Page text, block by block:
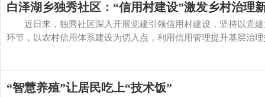
白泽湖乡独秀社区：“信用村建设”激发乡村治理
近日来，独秀社区深入开展党建引领信用村建设，坚持以党建
环节，以农村信用体系建设为切入点，利用信用管理提升基层治
“智慧养殖”让居民吃上“技术饭”